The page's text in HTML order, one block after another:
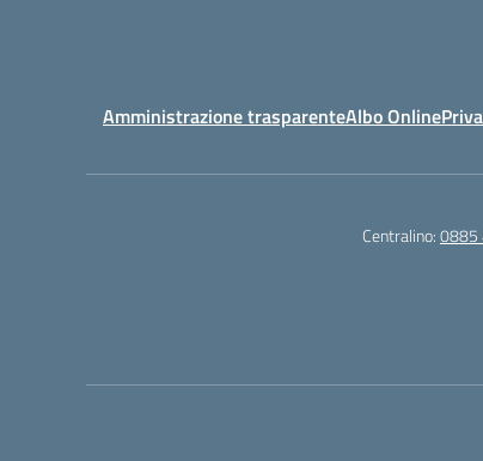
Amministrazione trasparenteAlbo Online
Centralino:0885